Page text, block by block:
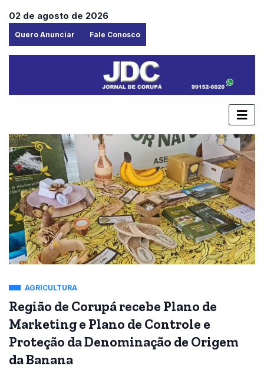
02 de agosto de 2026
Quero Anunciar Fale Conosco
AGRICULTURA
Região de Corupá recebe Plano de
Marketing e Plano de Controle e
Proteção da Denominação de Origem
da Banana